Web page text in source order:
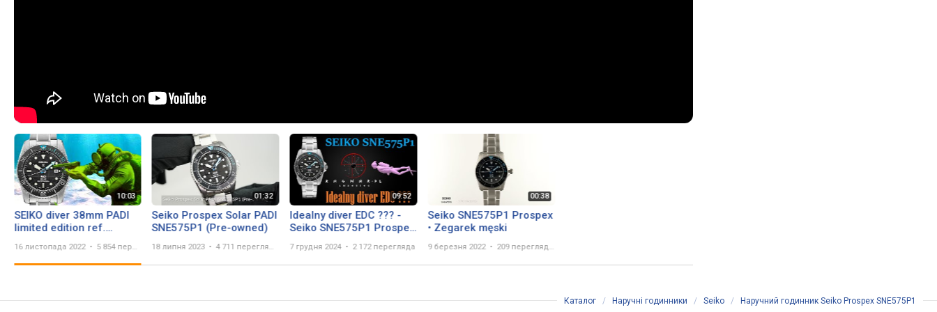
SEIKO diver 38mm PADI
limited edition ref.
16 листопада 2022 5 854 перегляда
Seiko Prospex Solar PADI
SNE575P1 (Pre-owned)
18 липня 2023 4 711 переглядів
Idealny diver EDC ??? -
Seiko SNE575P1 Prospex
Scuba - prezentacja
7 грудня 2024 2 172 перегляда
Seiko SNE575P1 Prospex
• Zegarek męski
9 березня 2022 209 переглядів
Каталог / Наручні годинники / Seiko / Наручний годинник Seiko Prospex SNE575P1